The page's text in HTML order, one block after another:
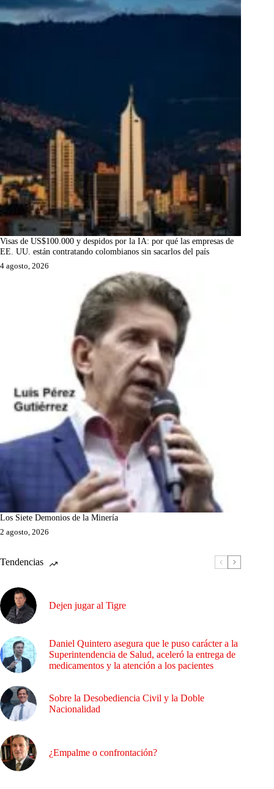
Visas de US$100.000 y despidos por la IA: por qué las empresas de
EE. UU. están contratando colombianos sin sacarlos del país
4 agosto, 2026
Los Siete Demonios de la Minería
2 agosto, 2026
Tendencias
Dejen jugar al Tigre
Daniel Quintero asegura que le puso carácter a la
Superintendencia de Salud, aceleró la entrega de
medicamentos y la atención a los pacientes
Sobre la Desobediencia Civil y la Doble
Nacionalidad
¿Empalme o confrontación?